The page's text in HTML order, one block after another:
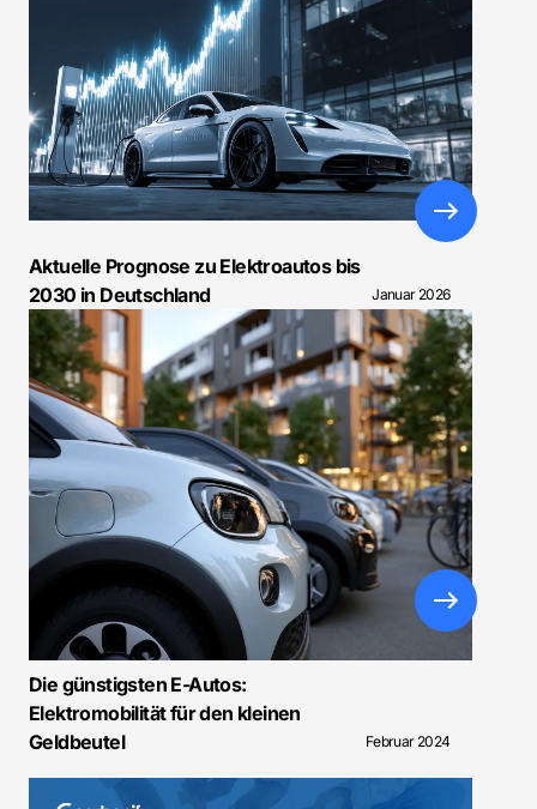
Aktuelle Prognose zu Elektroautos bis
2030 in Deutschland
Januar 2026
Die günstigsten E-Autos:
Elektromobilität für den kleinen
Geldbeutel
Februar 2024